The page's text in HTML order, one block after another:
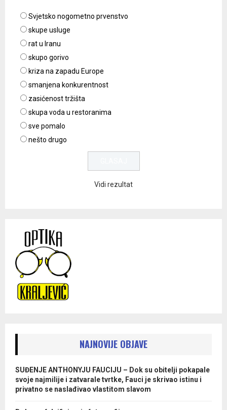
Svjetsko nogometno prvenstvo
skupe usluge
rat u Iranu
skupo gorivo
kriza na zapadu Europe
smanjena konkurentnost
zasićenost tržišta
skupa voda u restoranima
sve pomalo
nešto drugo
Vidi rezultat
NAJNOVIJE OBJAVE
SUĐENJE ANTHONYJU FAUCIJU – Dok su obitelji pokapale
svoje najmilije i zatvarale tvrtke, Fauci je skrivao istinu i
privatno se naslađivao vlastitom slavom